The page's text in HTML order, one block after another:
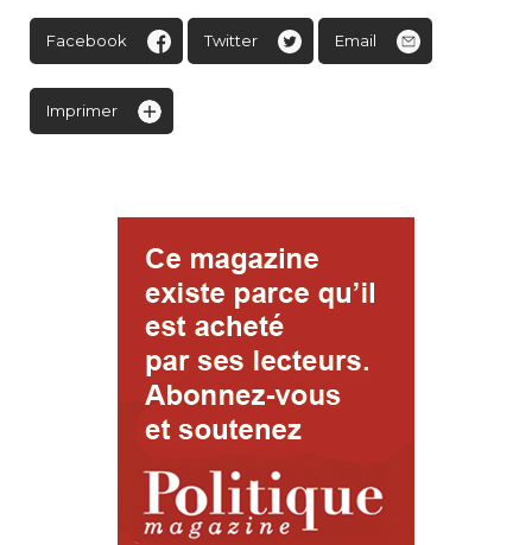
Facebook Twitter Email
Imprimer